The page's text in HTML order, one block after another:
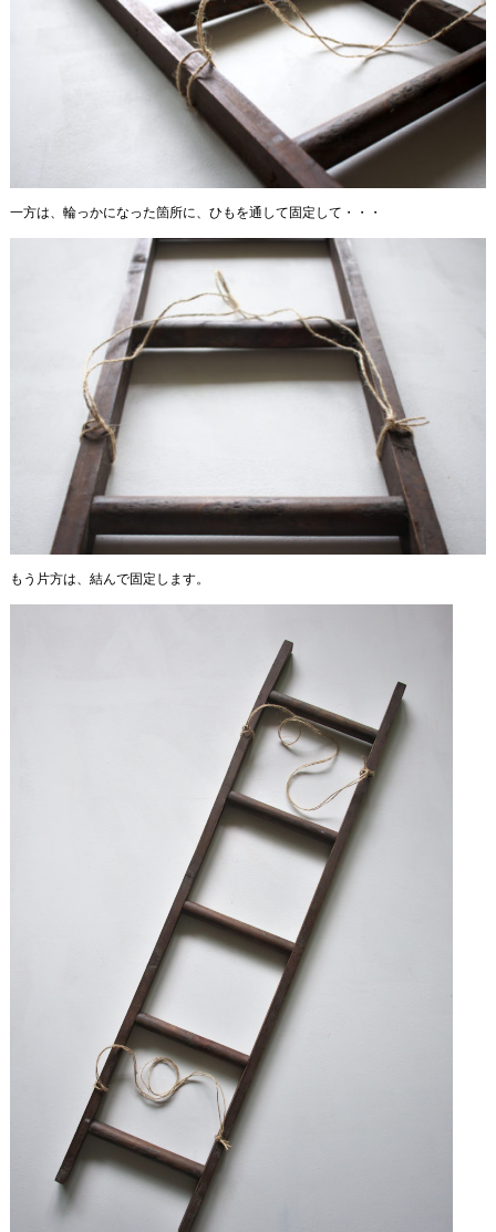
一方は、輪っかになった箇所に、ひもを通して固定して・・・
もう片方は、結んで固定します。